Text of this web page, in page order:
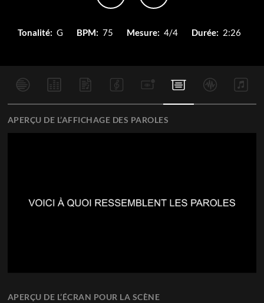
Tonalité: G BPM: 75 Mesure: 4/4 Durée: 2:26
APERÇU DE L’AFFICHAGE DES PAROLES
APERÇU DE L’ÉCRAN POUR LA SCÈNE